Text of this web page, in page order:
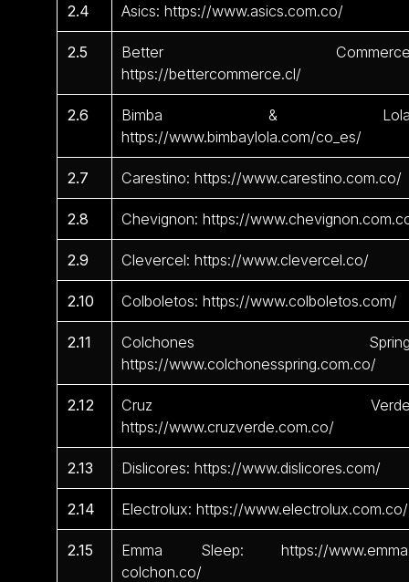
2.4 Asics: https://www.asics.com.co/
2.5
Better
https://bettercommerce.cl/
2.6
Bimba &
https://www.bimbaylola.com/co_es/
2.7 Carestino: https://www.carestino.com.co/
2.8 Chevignon: https://
2.9 Clevercel: https://www.clevercel.co/
2.10 Colboletos: https://www.colboletos.com/
2.11
Colchones
https://www.colchonesspring.com.co/
2.12
Cruz
https://www.cruzverde.com.co/
2.13 Dislicores: https://www.dislicores.com/
2.14 Electrolux: https://www.electrolux.com.co/
2.15
Emma Sleep: https://
colchon.co/